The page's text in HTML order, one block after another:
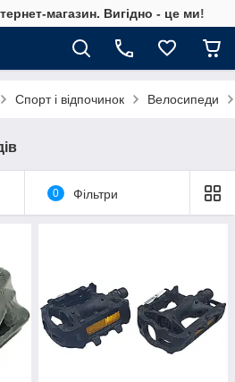
магазин. Вигiдно - це ми!
Спорт і відпочинок Велосипеди
0 Фільтри